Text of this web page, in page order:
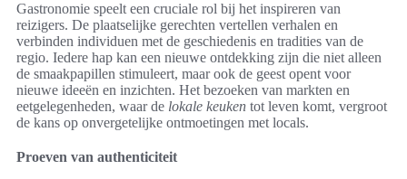
Gastronomie speelt een cruciale rol bij het inspireren van
reizigers. De plaatselijke gerechten vertellen verhalen en
verbinden individuen met de geschiedenis en tradities van de
regio. Iedere hap kan een nieuwe ontdekking zijn die niet alleen
de smaakpapillen stimuleert, maar ook de geest opent voor
nieuwe ideeën en inzichten. Het bezoeken van markten en
eetgelegenheden, waar de lokale keuken tot leven komt, vergroot
de kans op onvergetelijke ontmoetingen met locals.
Proeven van authenticiteit